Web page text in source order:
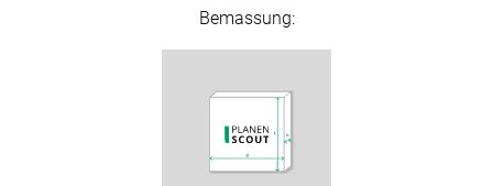
Bemassung: